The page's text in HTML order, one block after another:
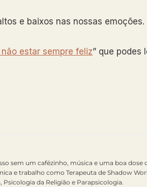
e baixos nas nossas emoções.
estar sempre feliz” que podes
sem um cafézinho, música e uma boa
e trabalho como Terapeuta de Shadow
da Religião e Parapsicologia.